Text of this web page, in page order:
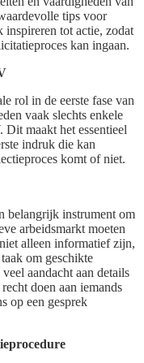
tips voor
inspireren tot actie, zodat
kan ingaan.
rol in de eerste fase van
vaak slechts enkele
Dit maakt het essentieel
indruk die kan
komt of niet.
belangrijk instrument om
arbeidsmarkt moeten
alleen informatief zijn,
om geschikte
aandacht aan details
doen aan iemands
op een gesprek